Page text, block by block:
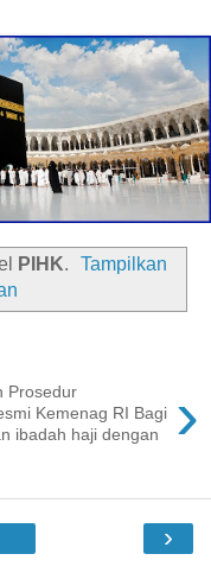
PIHK.
Tampilkan
›
Prosedur
Kemenag RI Bagi
ibadah haji dengan
›